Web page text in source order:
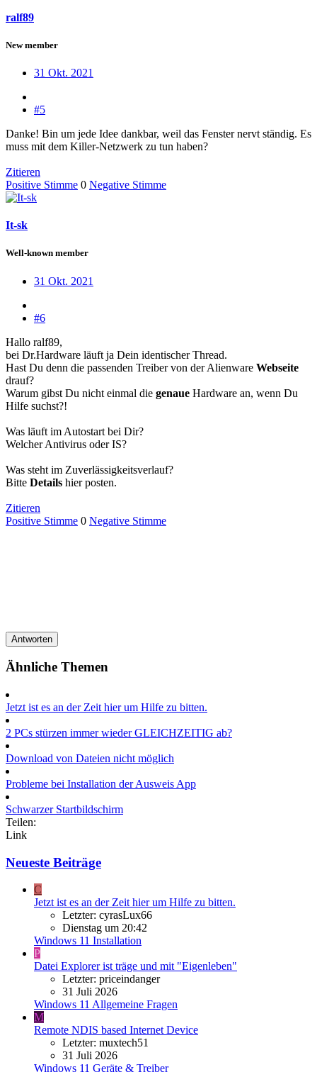
ralf89
New member
31 Okt. 2021
#5
Danke! Bin um jede Idee dankbar, weil das Fenster nervt ständig. Es
muss mit dem Killer-Netzwerk zu tun haben?
Zitieren
Positive Stimme 0 Negative Stimme
It-sk
Well-known member
31 Okt. 2021
#6
Hallo ralf89,
bei Dr.Hardware läuft ja Dein identischer Thread.
Hast Du denn die passenden Treiber von der Alienware Webseite
drauf?
Warum gibst Du nicht einmal die genaue Hardware an, wenn Du
Hilfe suchst?!
Was läuft im Autostart bei Dir?
Welcher Antivirus oder IS?
Was steht im Zuverlässigkeitsverlauf?
Bitte Details hier posten.
Zitieren
Positive Stimme 0 Negative Stimme
Antworten
Ähnliche Themen
Jetzt ist es an der Zeit hier um Hilfe zu bitten.
2 PCs stürzen immer wieder GLEICHZEITIG ab?
Download von Dateien nicht möglich
Probleme bei Installation der Ausweis App
Schwarzer Startbildschirm
Teilen:
Link
Neueste Beiträge
C
Jetzt ist es an der Zeit hier um Hilfe zu bitten.
Letzter: cyrasLux66
Dienstag um 20:42
Windows 11 Installation
P
Datei Explorer ist träge und mit "Eigenleben"
Letzter: priceindanger
31 Juli 2026
Windows 11 Allgemeine Fragen
M
Remote NDIS based Internet Device
Letzter: muxtech51
31 Juli 2026
Windows 11 Geräte & Treiber